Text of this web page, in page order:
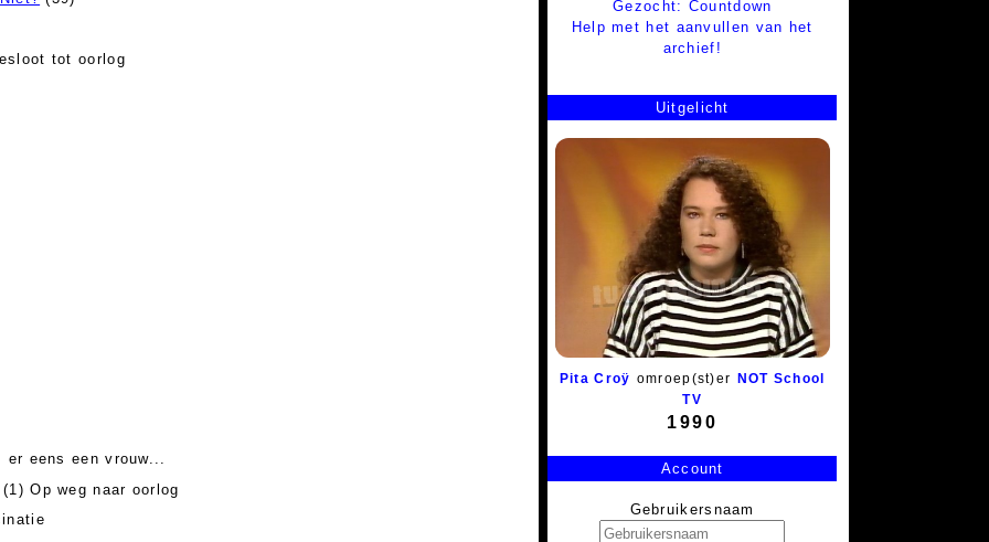
tot oorlog
eens een vrouw...
Op weg naar oorlog
Gezocht: Countdown
Help met het aanvullen van het
archief!
Uitgelicht
Pita Croÿ omroep(st)er NOT School
TV
1990
Account
Gebruikersnaam